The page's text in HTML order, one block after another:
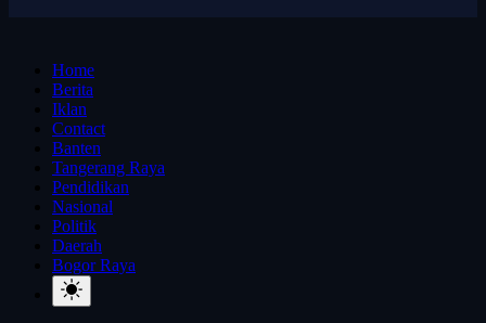
Home
Berita
Iklan
Contact
Banten
Tangerang Raya
Pendidikan
Nasional
Politik
Daerah
Bogor Raya